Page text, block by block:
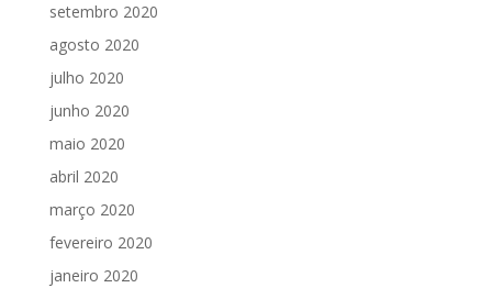
setembro 2020
agosto 2020
julho 2020
junho 2020
maio 2020
abril 2020
março 2020
fevereiro 2020
janeiro 2020